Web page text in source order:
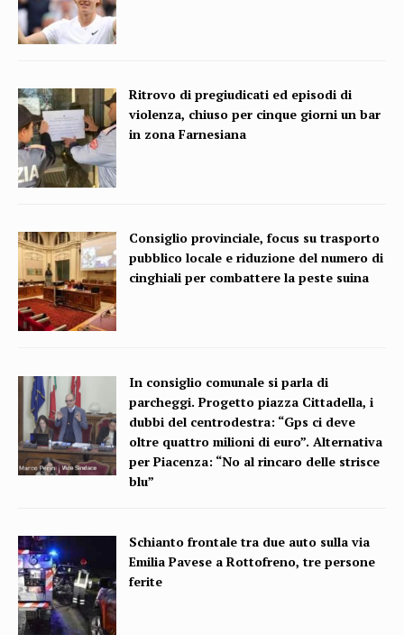
Ritrovo di pregiudicati ed episodi di
violenza, chiuso per cinque giorni un bar
in zona Farnesiana
Consiglio provinciale, focus su trasporto
pubblico locale e riduzione del numero di
cinghiali per combattere la peste suina
In consiglio comunale si parla di
parcheggi. Progetto piazza Cittadella, i
dubbi del centrodestra: “Gps ci deve
oltre quattro milioni di euro”. Alternativa
per Piacenza: “No al rincaro delle strisce
blu”
Schianto frontale tra due auto sulla via
Emilia Pavese a Rottofreno, tre persone
ferite